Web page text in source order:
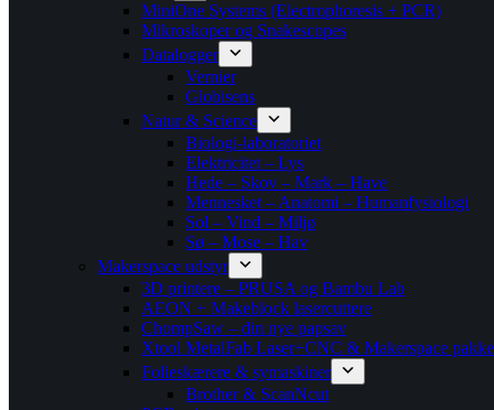
MiniOne Systems (Electrophoresis + PCR)
Mikroskoper og Snakescopes
Datalogger
Vernier
Globisens
Natur & Science
Biologi-laboratoriet
Elektricitet – Lys
Hede – Skov – Mark – Have
Mennesket – Anatomi – Humanfysiologi
Sol – Vind – Miljø
Sø – Mose – Hav
Makerspace udstyr
3D printere – PRUSA og Bambu Lab
AEON + Makeblock lasercuttere
ChompSaw – din nye papsav
Xtool MetalFab Laser+CNC & Makerspace
Folieskærere & symaskiner
Brother & ScanNcut